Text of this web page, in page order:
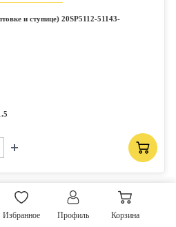
и ступице) 20SP5112-51143-
Избранное Профиль Корзина